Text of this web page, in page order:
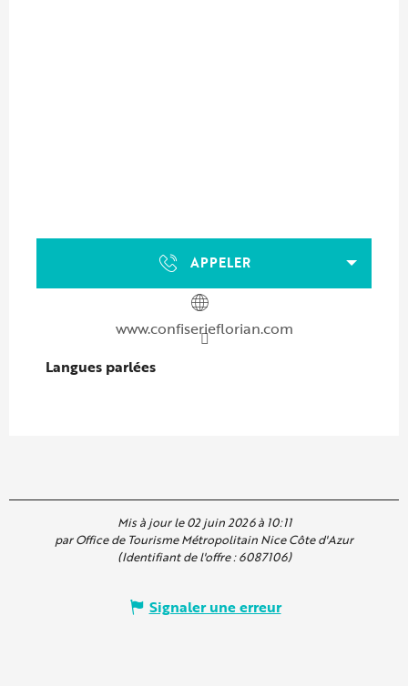
APPELER
www.confiserieflorian.com
Langues parlées
Langues parlées
Mis à jour le 02 juin 2026 à 10:11
par Office de Tourisme Métropolitain Nice Côte d'Azur
(Identifiant de l'offre :6087106)
Signaler une erreur